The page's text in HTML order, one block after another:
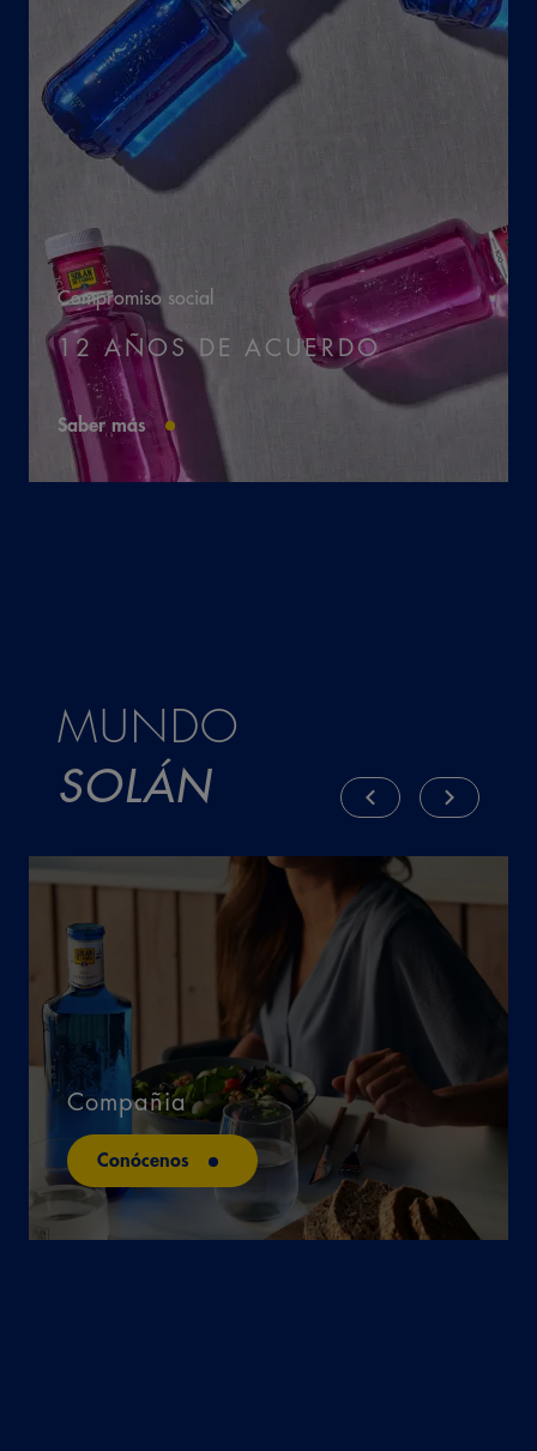
Compromiso social
12 AÑOS DE ACUERDO
Saber más
MUNDO
SOLÁN
Compañia
Conócenos